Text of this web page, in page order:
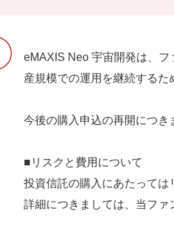
eMAXIS Neo 宇宙開発は、
産規模での運用を継続するた
今後の購入申込の再開につき
■リスクと費用について
投資信託の購入にあたっては
詳細につきましては、当ファ